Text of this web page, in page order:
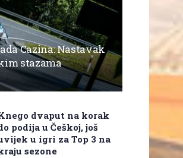
Cazina: Nastavak
stazama
dvaput na korak
podija u Češkoj, još
u igri za Top 3 na
sezone